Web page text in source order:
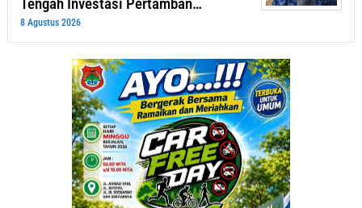
8 Agustus 2026